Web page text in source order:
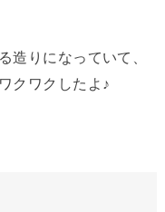
造りになっていて、
クワクしたよ♪